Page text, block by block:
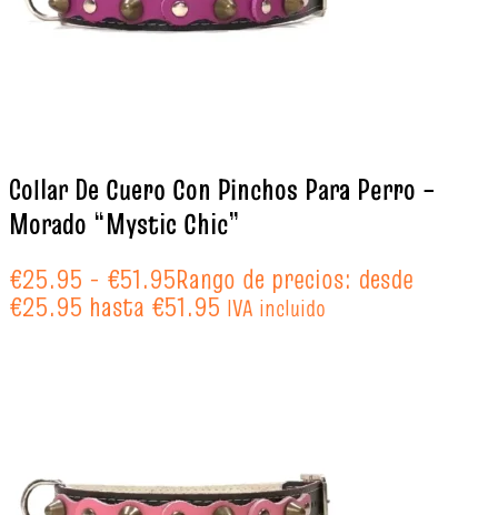
Collar De Cuero Con Pinchos Para Perro –
Morado “Mystic Chic”
€25.95 - €51.95Rango de precios: desde
€25.95 hasta €51.95 IVA incluido